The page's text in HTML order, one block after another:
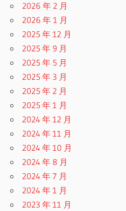
2026 年 2 月
2026 年 1 月
2025 年 12 月
2025 年 9 月
2025 年 5 月
2025 年 3 月
2025 年 2 月
2025 年 1 月
2024 年 12 月
2024 年 11 月
2024 年 10 月
2024 年 8 月
2024 年 7 月
2024 年 1 月
2023 年 11 月